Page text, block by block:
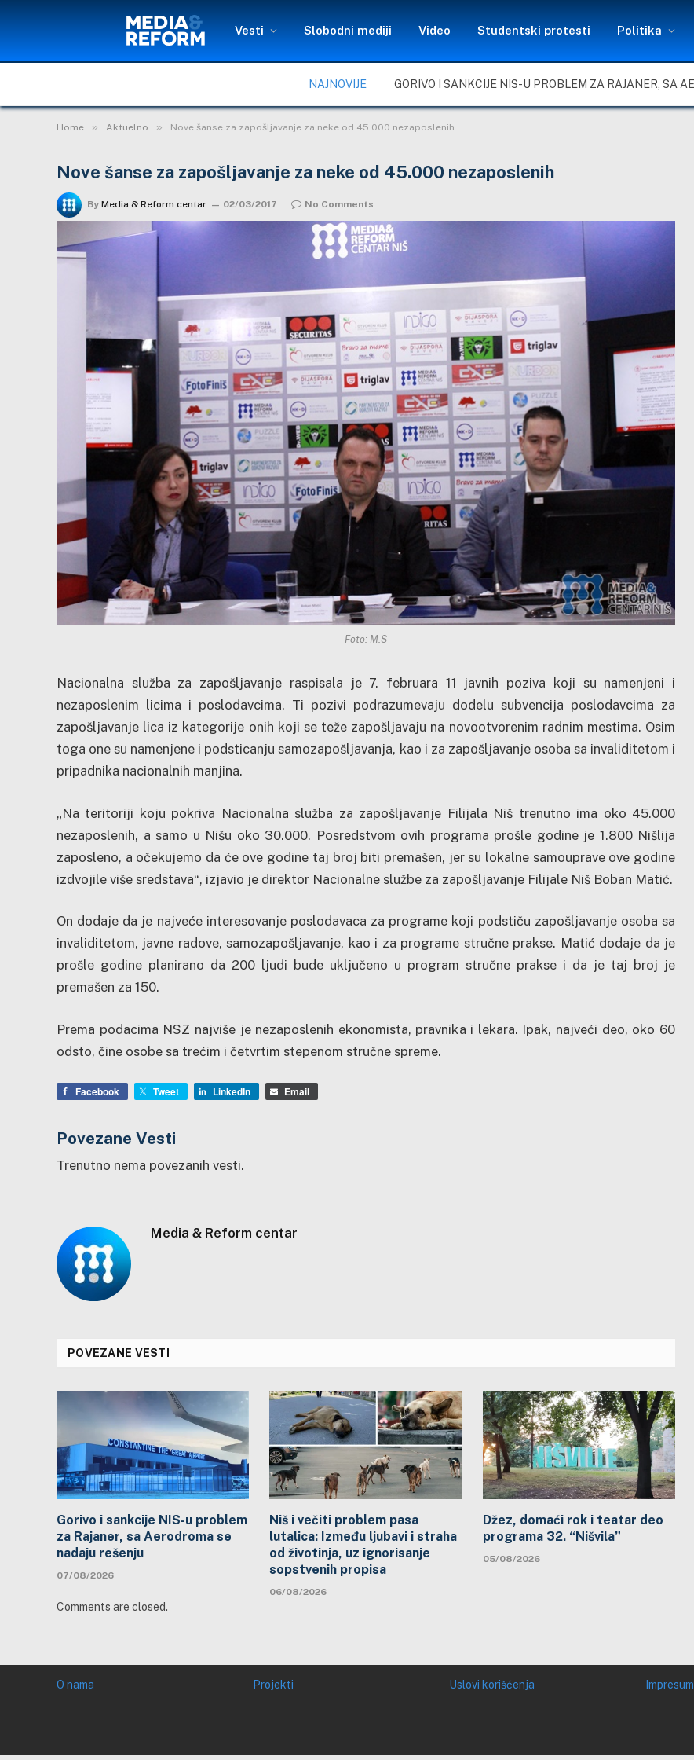
Vesti Slobodni mediji Video Studentski protesti Politika
NAJNOVIJE
Home » Aktuelno » Nove šanse za zapošljavanje za neke od 45.000 nezaposlenih
Nove šanse za zapošljavanje za neke od 45.000 nezaposlenih
By Media & Reform centar 02/03/2017 No Comments
Foto: M.S
Nacionalna služba za zapošljavanje raspisala je 7. februara 11 javnih poziva koji su namenjeni i
nezaposlenim licima i poslodavcima. Ti pozivi podrazumevaju dodelu subvencija poslodavcima za
zapošljavanje lica iz kategorije onih koji se teže zapošljavaju na novootvorenim radnim mestima. Osim
toga one su namenjene i podsticanju samozapošljavanja, kao i za zapošljavanje osoba sa invaliditetom i
pripadnika nacionalnih manjina.
„Na teritoriji koju pokriva Nacionalna služba za zapošljavanje Filijala Niš trenutno ima oko 45.000
nezaposlenih, a samo u Nišu oko 30.000. Posredstvom ovih programa prošle godine je 1.800 Nišlija
zaposleno, a očekujemo da će ove godine taj broj biti premašen, jer su lokalne samouprave ove godine
izdvojile više sredstava“, izjavio je direktor Nacionalne službe za zapošljavanje Filijale Niš Boban Matić.
On dodaje da je najveće interesovanje poslodavaca za programe koji podstiču zapošljavanje osoba sa
invaliditetom, javne radove, samozapošljavanje, kao i za programe stručne prakse. Matić dodaje da je
prošle godine planirano da 200 ljudi bude uključeno u program stručne prakse i da je taj broj je
premašen za 150.
Prema podacima NSZ najviše je nezaposlenih ekonomista, pravnika i lekara. Ipak, najveći deo, oko 60
odsto, čine osobe sa trećim i četvrtim stepenom stručne spreme.
Facebook Tweet LinkedIn Email
Povezane Vesti
Trenutno nema povezanih vesti.
Media & Reform centar
POVEZANE VESTI
Gorivo i sankcije NIS-u problem
za Rajaner, sa Aerodroma se
nadaju rešenju
07/08/2026
Niš i večiti problem pasa
lutalica: Između ljubavi i straha
od životinja, uz ignorisanje
sopstvenih propisa
06/08/2026
Džez, domaći rok i teatar deo
programa 32. “Nišvila”
05/08/2026
Comments are closed.
O nama Projekti Uslovi korišćenja Impresum